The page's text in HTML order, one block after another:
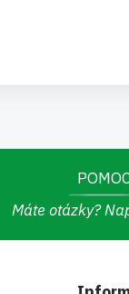
Máte otázky?